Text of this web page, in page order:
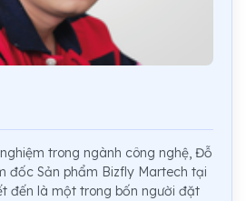
trong ngành công nghệ, Đỗ
đốc Sản phẩm Bizfly Martech tại
đến là một trong bốn người đặt